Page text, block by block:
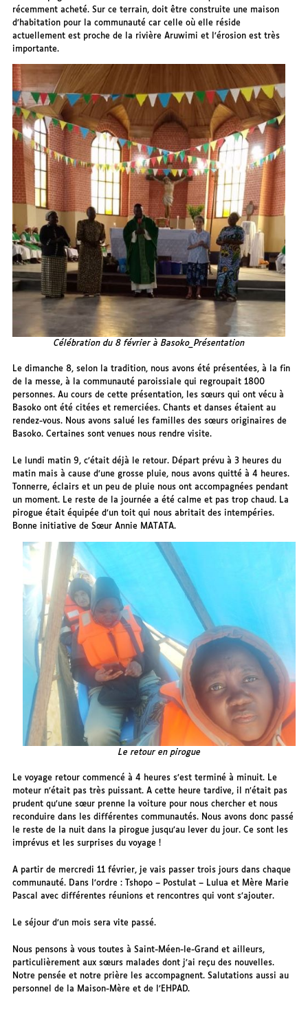
récemment acheté. Sur ce terrain, doit être construite une maison
d’habitation pour la communauté car celle où elle réside
actuellement est proche de la rivière Aruwimi et l’érosion est très
importante.
Célébration du 8 février à Basoko_Présentation
Le dimanche 8, selon la tradition, nous avons été présentées, à la fin
de la messe, à la communauté paroissiale qui regroupait 1800
personnes. Au cours de cette présentation, les sœurs qui ont vécu à
Basoko ont été citées et remerciées. Chants et danses étaient au
rendez-vous. Nous avons salué les familles des sœurs originaires de
Basoko. Certaines sont venues nous rendre visite.
Le lundi matin 9, c’était déjà le retour. Départ prévu à 3 heures du
matin mais à cause d’une grosse pluie, nous avons quitté à 4 heures.
Tonnerre, éclairs et un peu de pluie nous ont accompagnées pendant
un moment. Le reste de la journée a été calme et pas trop chaud. La
pirogue était équipée d’un toit qui nous abritait des intempéries.
Bonne initiative de Sœur Annie MATATA.
Le retour en pirogue
Le voyage retour commencé à 4 heures s’est terminé à minuit. Le
moteur n’était pas très puissant. A cette heure tardive, il n’était pas
prudent qu’une sœur prenne la voiture pour nous chercher et nous
reconduire dans les différentes communautés. Nous avons donc passé
le reste de la nuit dans la pirogue jusqu’au lever du jour. Ce sont les
imprévus et les surprises du voyage !
A partir de mercredi 11 février, je vais passer trois jours dans chaque
communauté. Dans l’ordre : Tshopo – Postulat – Lulua et Mère Marie
Pascal avec différentes réunions et rencontres qui vont s’ajouter.
Le séjour d’un mois sera vite passé.
Nous pensons à vous toutes à Saint-Méen-le-Grand et ailleurs,
particulièrement aux sœurs malades dont j’ai reçu des nouvelles.
Notre pensée et notre prière les accompagnent. Salutations aussi au
personnel de la Maison-Mère et de l’EHPAD.